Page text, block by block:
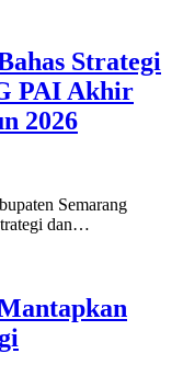
Strategi
PAI Akhir
2026
Semarang
dan…